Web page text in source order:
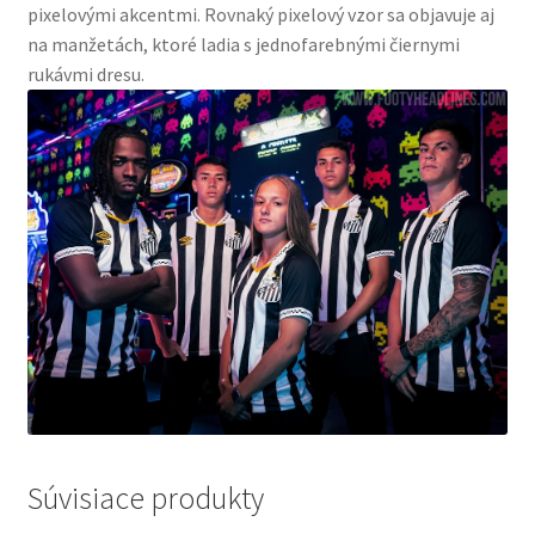
pixelovými akcentmi. Rovnaký pixelový vzor sa objavuje aj
na manžetách, ktoré ladia s jednofarebnými čiernymi
rukávmi dresu.
Súvisiace produkty